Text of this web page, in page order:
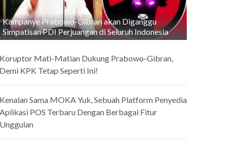
Kampanye Prabowo-Gibran akan Diganggu
Simpatisan PDI Perjuangan di Seluruh Indonesia
Mati-Matian Dukung Prabowo-Gibran,
KPK Tetap Seperti Ini!
Sama MOKA Yuk, Sebuah Platform Penyedia
POS Terbaru Dengan Berbagai Fitur